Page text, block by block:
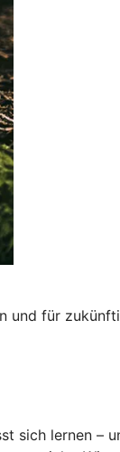
und für
lernen –